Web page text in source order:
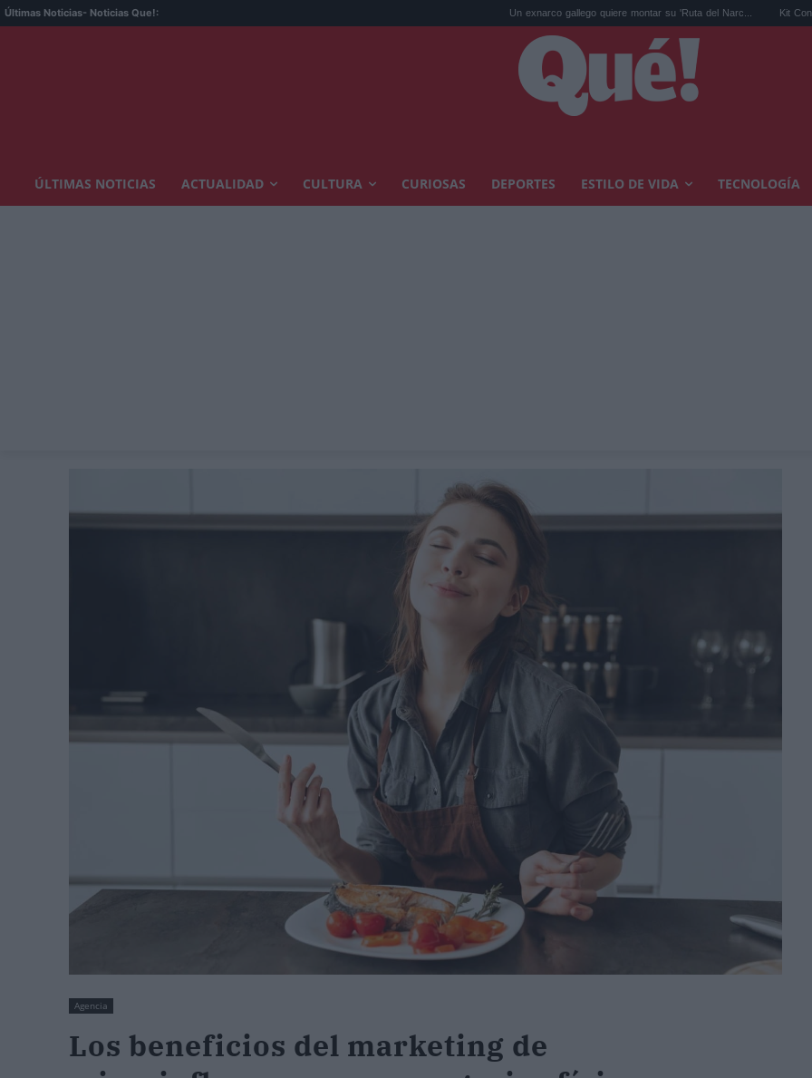
Últimas Noticias- Noticias Que!: Un exnarco gallego quiere montar su 'Ruta del Narc... Kit Connor será
ÚLTIMAS NOTICIAS ACTUALIDAD CULTURA CURIOSAS DEPORTES ESTILO DE VIDA TECNOLOGÍA
Agencia
Los beneficios del marketing de